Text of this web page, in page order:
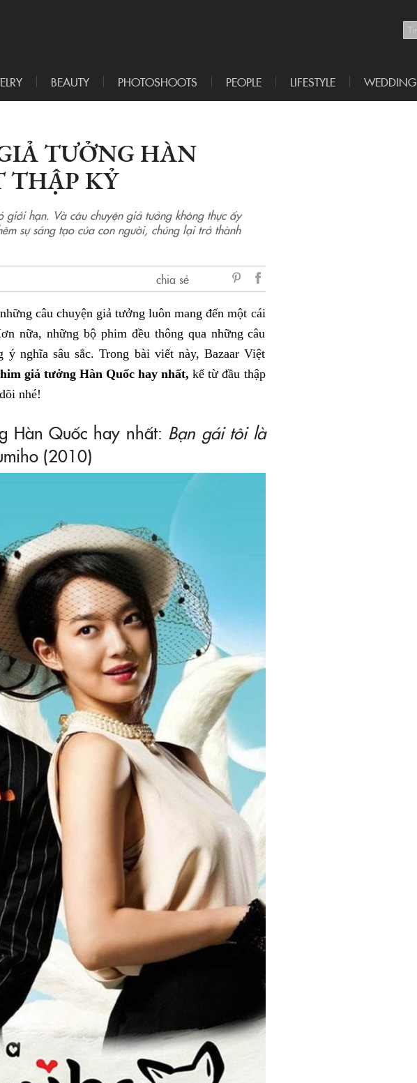
BEAUTY PHOTOSHOOTS PEOPLE LIFESTYLE WEDDING
TƯỞNG HÀN
THẬP KỶ
giới hạn. Và câu chuyện giả tưởng không thực ấy
sự sáng tạo của con người, chúng lại trở thành
chia sẻ
Facebook
câu chuyện giả tưởng luôn mang đến một cái
nữa, những bộ phim đều thông qua những câu
nghĩa sâu sắc. Trong bài viết này, Bazaar Việt
giả tưởng Hàn Quốc hay nhất, kể từ đầu thập
nhé!
Hàn Quốc hay nhất: Bạn gái tôi là
(2010)